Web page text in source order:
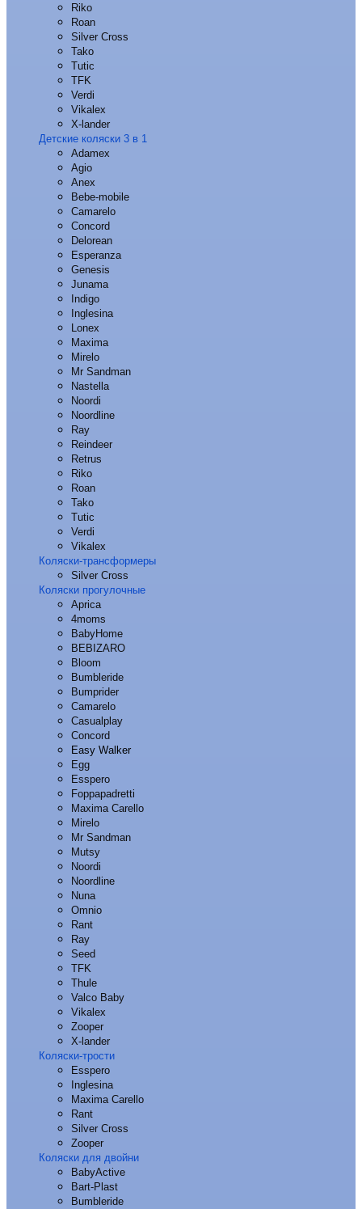
Riko
Roan
Silver Cross
Tako
Tutic
TFK
Verdi
Vikalex
X-lander
Детские коляски 3 в 1
Adamex
Agio
Anex
Bebe-mobile
Camarelo
Concord
Delorean
Esperanza
Genesis
Junama
Indigo
Inglesina
Lonex
Maxima
Mirelo
Mr Sandman
Nastella
Noordi
Noordline
Ray
Reindeer
Retrus
Riko
Roan
Tako
Tutic
Verdi
Vikalex
Коляски-трансформеры
Silver Cross
Коляски прогулочные
Aprica
4moms
BabyHome
BEBIZARO
Bloom
Bumbleride
Bumprider
Camarelo
Casualplay
Concord
Easy Walker
Egg
Esspero
Foppapadretti
Maxima Carello
Mirelo
Mr Sandman
Mutsy
Noordi
Noordline
Nuna
Omnio
Rant
Ray
Seed
TFK
Thule
Valco Baby
Vikalex
Zooper
X-lander
Коляски-трости
Esspero
Inglesina
Maxima Carello
Rant
Silver Cross
Zooper
Коляски для двойни
BabyActive
Bart-Plast
Bumbleride